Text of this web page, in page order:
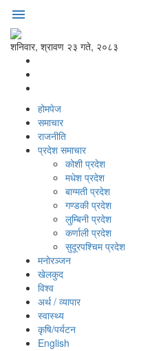
menu
शनिवार, श्रावण २३ गते, २०८३
होमपेज
समाचार
राजनीति
प्रदेश समाचार
कोशी प्रदेश
मधेश प्रदेश
बाग्मती प्रदेश
गण्डकी प्रदेश
लुम्बिनी प्रदेश
कर्णाली प्रदेश
सुदूरपश्‍चिम प्रदेश
मनोरञ्‍जन
खेलकुद
विश्‍व
अर्थ / व्यापार
स्वास्थ्य
कृषि/पर्यटन
English